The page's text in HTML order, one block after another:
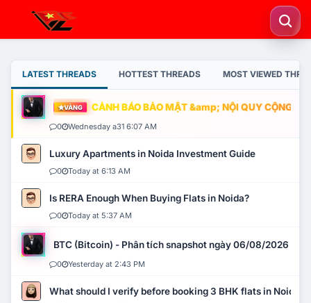
LATEST THREADS HOTTEST THREADS MOST VIEWED
VÀNG CẢNH BÁO BẢO MẬT &amp; NỘI QUY CỘNG
0 Wednesday a31 6:07 AM
Luxury Apartments in Noida Investment Guide
0 Today at 6:13 AM
Is RERA Enough When Buying Flats in Noida?
0 Today at 5:37 AM
BTC (Bitcoin) - Phân tích snapshot ngày 06/08/2026
0 Yesterday at 2:43 PM
What should I verify before booking 3 BHK flats in Noida?